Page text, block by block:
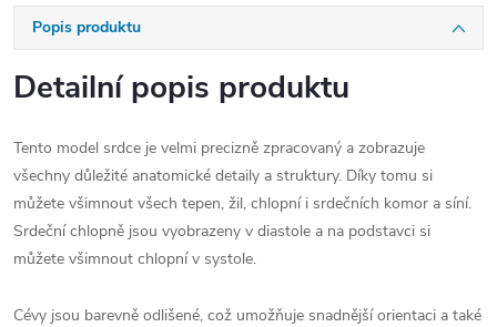
Popis produktu
Detailní popis produktu
Tento model srdce je velmi precizně zpracovaný a zobrazuje
všechny důležité anatomické detaily a struktury. Díky tomu si
můžete všimnout všech tepen, žil, chlopní i srdečních komor a síní.
Srdeční chlopně jsou vyobrazeny v diastole a na podstavci si
můžete všimnout chlopní v systole.
Cévy jsou barevně odlišené, což umožňuje snadnější orientaci a také